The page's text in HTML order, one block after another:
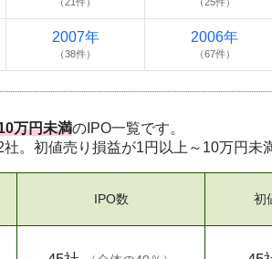
2007年
（38件）
2006年
（67件）
万円未満のIPO一覧です。
。初値売り損益が1円以上～10万円未
IPO数 初